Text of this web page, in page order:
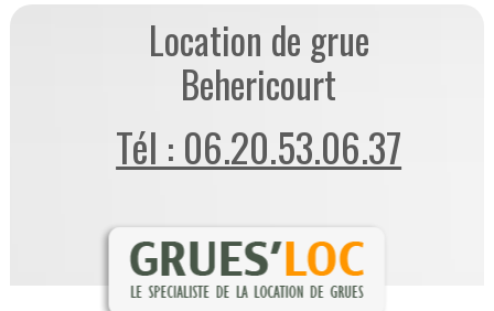
Location de grue
Behericourt
Tél : 06.20.53.06.37